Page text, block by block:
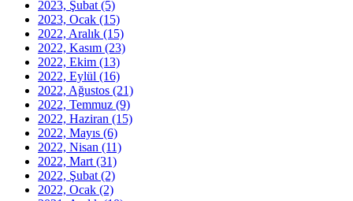
2023, Şubat (5)
2023, Ocak (15)
2022, Aralık (15)
2022, Kasım (23)
2022, Ekim (13)
2022, Eylül (16)
2022, Ağustos (21)
2022, Temmuz (9)
2022, Haziran (15)
2022, Mayıs (6)
2022, Nisan (11)
2022, Mart (31)
2022, Şubat (2)
2022, Ocak (2)